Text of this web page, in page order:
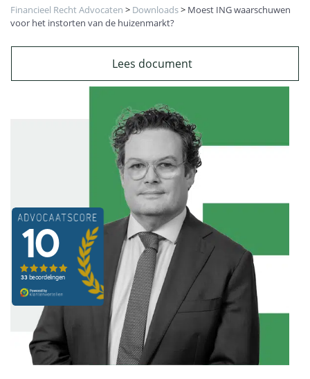
Financieel Recht Advocaten > Downloads> Moest ING waarschuwen
voor het instorten van de huizenmarkt?
Lees document